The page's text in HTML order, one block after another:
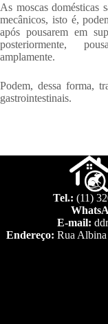
As moscas domésticas
mecânicos, isto é,
após pousarem em
posteriormente,
amplamente.
Podem, dessa forma,
gastrointestinais.
Tel.: (11)
E-mail:
Endereço: Rua Albina